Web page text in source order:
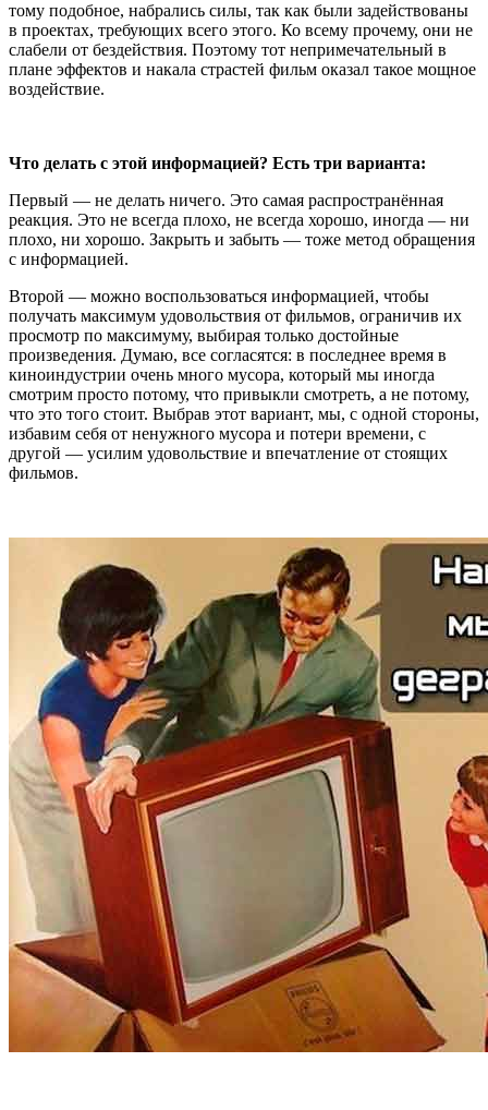
тому подобное, набрались силы, так как были задействованы
в проектах, требующих всего этого. Ко всему прочему, они не
слабели от бездействия. Поэтому тот непримечательный в
плане эффектов и накала страстей фильм оказал такое мощное
воздействие.
Что делать с этой информацией? Есть три варианта:
Первый — не делать ничего. Это самая распространённая
реакция. Это не всегда плохо, не всегда хорошо, иногда — ни
плохо, ни хорошо. Закрыть и забыть — тоже метод обращения
с информацией.
Второй — можно воспользоваться информацией, чтобы
получать максимум удовольствия от фильмов, ограничив их
просмотр по максимуму, выбирая только достойные
произведения. Думаю, все согласятся: в последнее время в
киноиндустрии очень много мусора, который мы иногда
смотрим просто потому, что привыкли смотреть, а не потому,
что это того стоит. Выбрав этот вариант, мы, с одной стороны,
избавим себя от ненужного мусора и потери времени, с
другой — усилим удовольствие и впечатление от стоящих
фильмов.